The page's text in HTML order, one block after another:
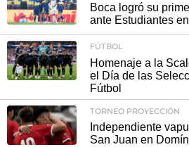
Boca logró su
ante Estudiantes
FÚTBOL
Homenaje a la
el Día de las
Fútbol
TORNEO PROYECCIÓN
Independiente
San Juan en